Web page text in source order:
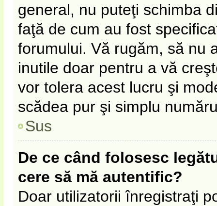
general, nu puteţi schimba
faţă de cum au fost
forumului. Vă rugăm, să nu
inutile doar pentru a vă
vor tolera acest lucru şi
scădea pur şi simplu
Sus
De ce când folosesc
cere să mă autentific?
Doar utilizatorii înregistraţi